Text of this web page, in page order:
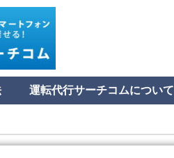
運転代行サーチコムについて